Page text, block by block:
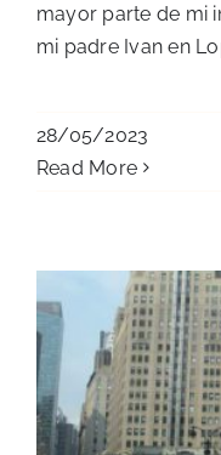
mayor parte de mi
mi padre Ivan en
28/05/2023
Read More